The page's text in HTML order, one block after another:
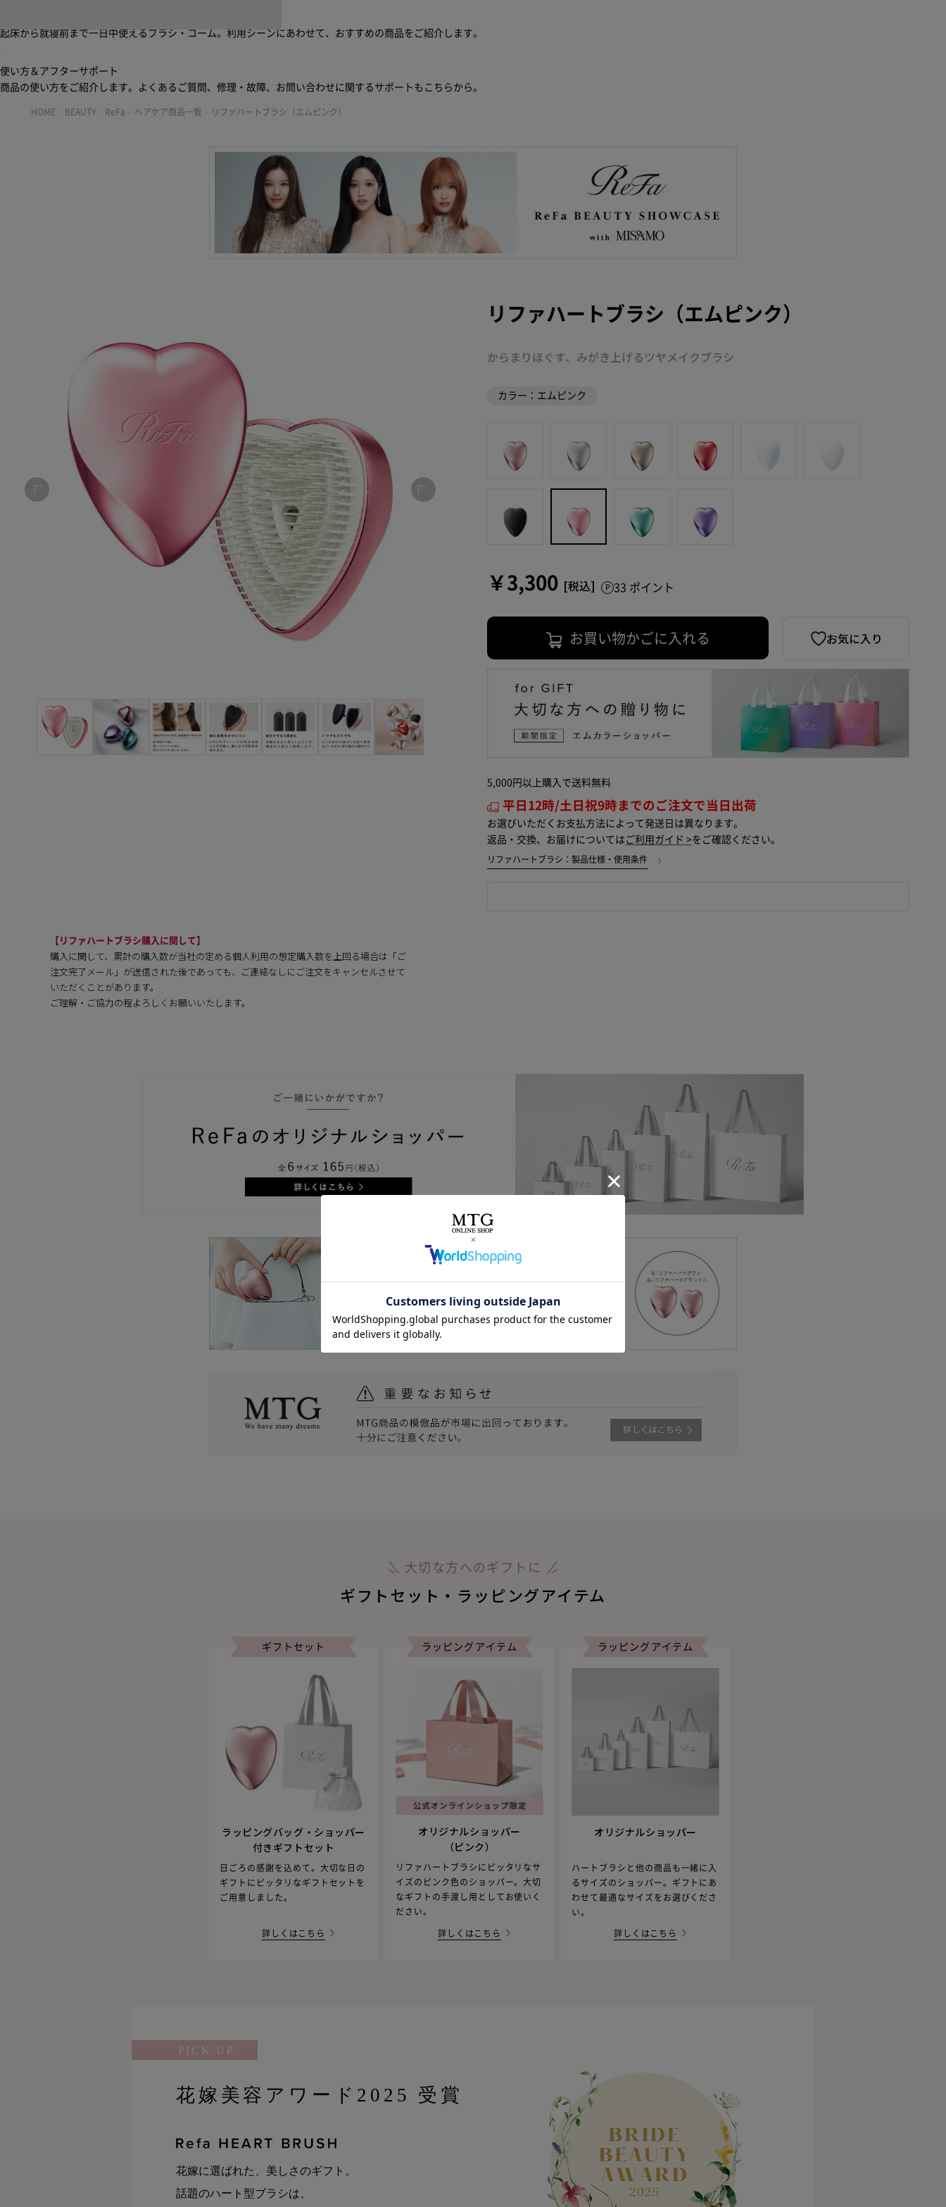
起床から就寝前まで一日中使えるブラシ・コーム。利用シーンにあわせて、おすすめの商品をご紹介します。
使い方＆アフターサポート
商品の使い方をご紹介します。よくあるご質問、修理・故障、お問い合わせに関するサポートもこちらから。
HOME BEAUTY ReFa ヘアケア商品一覧 リファハートブラシ（エムピンク）
リファハートブラシ（エムピンク）
からまりほぐす、みがき上げるツヤメイクブラシ
カラー：エムピンク
￥3,300 33 ポイント
お買い物かごに入れる お気に入り
5,000円以上購入で送料無料
平日12時/土日祝9時までのご注文で当日出荷
お選びいただくお支払方法によって発送日は異なります。
返品・交換、お届けについては ご利用ガイド >をご確認ください。
リファハートブラシ：製品仕様・使用条件
【リファハートブラシ購入に関して】
購入に関して、累計の購入数が当社の定める個人利用の想定購入数を上回る場合は「ご
注文完了メール」が送信された後であっても、ご連絡なしにご注文をキャンセルさせて
いただくことがあります。
ご理解・ご協力の程よろしくお願いいたします。
大切な方へのギフトに
ギフトセット・ラッピングアイテム
ギフトセット
ラッピングバッグ・ショッパー
付きギフトセット
日ごろの感謝を込めて。大切な日の
ギフトにピッタリなギフトセットを
ご用意しました。
詳しくはこちら
ラッピングアイテム
オリジナルショッパー
（ピンク）
リファハートブラシにピッタリなサ
イズのピンク色のショッパー。大切
なギフトの手渡し用としてお使いく
ださい。
詳しくはこちら
ラッピングアイテム
オリジナルショッパー
ハートブラシと他の商品も一緒に入
るサイズのショッパー。ギフトにあ
わせて最適なサイズをお選びくださ
い。
詳しくはこちら
PICK UP
花嫁美容アワード2025 受賞
花嫁に選ばれた、美しさのギフト。
話題のハート型ブラシは、